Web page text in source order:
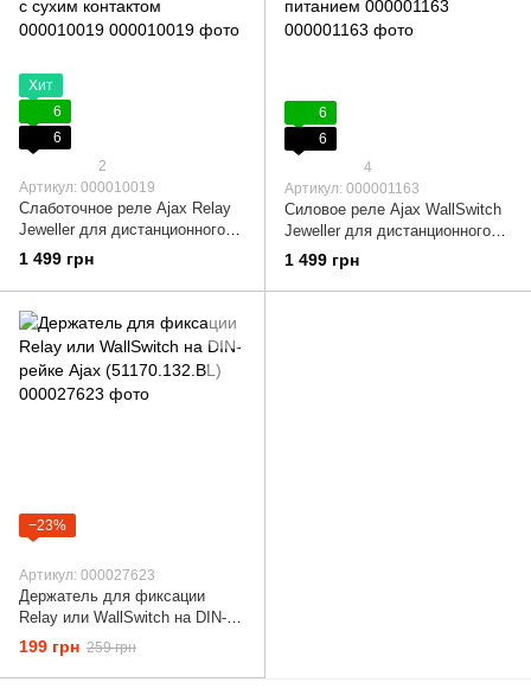
Хит
6
6
2
Артикул: 000010019
Слаботочное реле Ajax Relay
Jeweller для дистанционного
управления с сухим контактом
000010019
1 499 грн
6
6
4
Артикул: 000001163
Силовое реле Ajax WallSwitch
Jeweller для дистанционного
управления питанием
000001163
1 499 грн
−23%
Артикул: 000027623
Держатель для фиксации
Relay или WallSwitch на DIN-
рейке Ajax (51170.132.BL)
199 грн 259 грн